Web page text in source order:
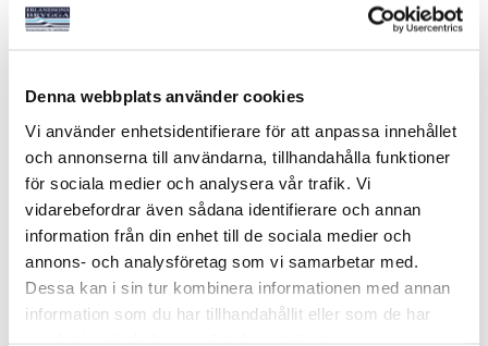
Denna webbplats använder cookies
Vi använder enhetsidentifierare för att anpassa innehållet
och annonserna till användarna, tillhandahålla funktioner
för sociala medier och analysera vår trafik. Vi
vidarebefordrar även sådana identifierare och annan
information från din enhet till de sociala medier och
annons- och analysföretag som vi samarbetar med.
Dessa kan i sin tur kombinera informationen med annan
information som du har tillhandahållit eller som de har
SVART DAM
Art nr: V301601
Från 8 495 kr
Ord. pris 9 995 kr
Se varianter
BYXA DAM SVART 2.0
Art nr: V304801
Från 2 649 kr
Ord. pris 3 495 kr
Se varianter
-24% -24%